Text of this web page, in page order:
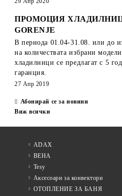
ПРОМОЦИЯ
GORENJE
В периода 01.04-31.08. или до
на количествата избрани модели
хладилници се предлагат с 5
гаранция.
27 Апр 2019
Абонирай се за новини
Виж всички
ADAX
BEHA
Tesy
Аксесоари за конвектори
ОТОПЛЕНИЕ ЗА БАНЯ